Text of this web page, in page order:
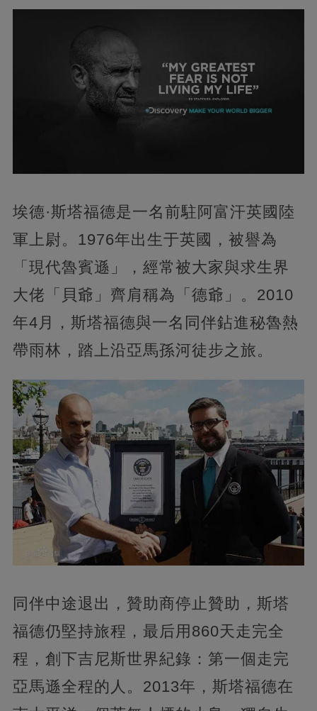
埃德·斯塔福德是一名前駐阿富汗英國陸
軍上尉。1976年出生于英國，被譽為
「現代魯賓遜」，經常被大家與求生界
大佬「貝爺」齊肩稱為「德爺」。2010
年4月，斯塔福德與一名同伴鉆進秘魯熱
帶雨林，踏上沿亞馬孫河徒步之旅。
同伴中途退出，贊助商停止贊助，斯塔
福德仍堅持旅程，最后用860天走完全
程，創下吉尼斯世界紀錄：第一個走完
亞馬遜全程的人。2013年，斯塔福德在